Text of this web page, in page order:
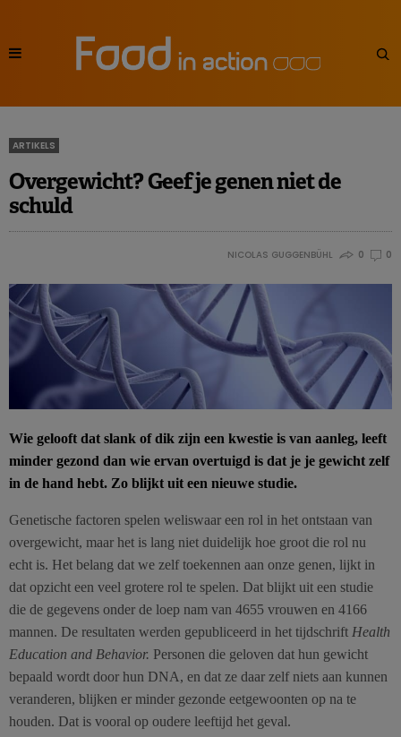
ARTIKELS
Overgewicht? Geef je genen niet de
schuld
NICOLAS GUGGENBÜHL 0 0
Wie gelooft dat slank of dik zijn een kwestie is van aanleg, leeft
minder gezond dan wie ervan overtuigd is dat je je gewicht zelf
in de hand hebt. Zo blijkt uit een nieuwe studie.
Genetische factoren spelen weliswaar een rol in het ontstaan van
overgewicht, maar het is lang niet duidelijk hoe groot die rol nu
echt is. Het belang dat we zelf toekennen aan onze genen, lijkt in
dat opzicht een veel grotere rol te spelen. Dat blijkt uit een studie
die de gegevens onder de loep nam van 4655 vrouwen en 4166
mannen. De resultaten werden gepubliceerd in het tijdschrift Health
Education and Behavior. Personen die geloven dat hun gewicht
bepaald wordt door hun DNA, en dat ze daar zelf niets aan kunnen
veranderen, blijken er minder gezonde eetgewoonten op na te
houden. Dat is vooral op oudere leeftijd het geval.